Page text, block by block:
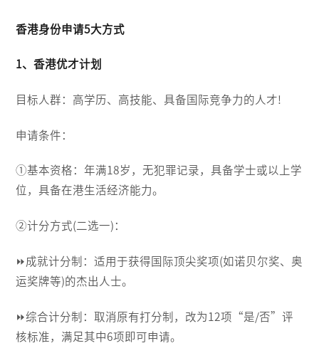
香港身份申请5大方式
1、香港优才计划
目标人群：高学历、高技能、具备国际竞争力的人才!
申请条件：
①基本资格：年满18岁，无犯罪记录，具备学士或以上学
位，具备在港生活经济能力。
②计分方式(二选一)：
⏩️成就计分制：适用于获得国际顶尖奖项(如诺贝尔奖、奥
运奖牌等)的杰出人士。
⏩️综合计分制：取消原有打分制，改为12项“是/否”评
核标准，满足其中6项即可申请。